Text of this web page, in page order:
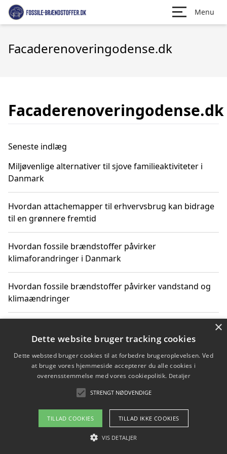
Menu
Facaderenoveringodense.dk
Facaderenoveringodense.dk
Seneste indlæg
Miljøvenlige alternativer til sjove familieaktiviteter i
Danmark
Hvordan attachemapper til erhvervsbrug kan bidrage
til en grønnere fremtid
Hvordan fossile brændstoffer påvirker
klimaforandringer i Danmark
Hvordan fossile brændstoffer påvirker vandstand og
klimaændringer
vores perspektiv
Copyright 2026 - Pilanto Aps
Om / kontakt
×
Dette website bruger tracking cookies
Dette websted bruger cookies til at forbedre brugeroplevelsen. Ved
at bruge vores hjemmeside accepterer du alle cookies i
overensstemmelse med vores cookiepolitik. Detaljer
STRENGT NØDVENDIGE
TILLAD COOKIES TILLAD IKKE COOKIES
VIS DETALJER